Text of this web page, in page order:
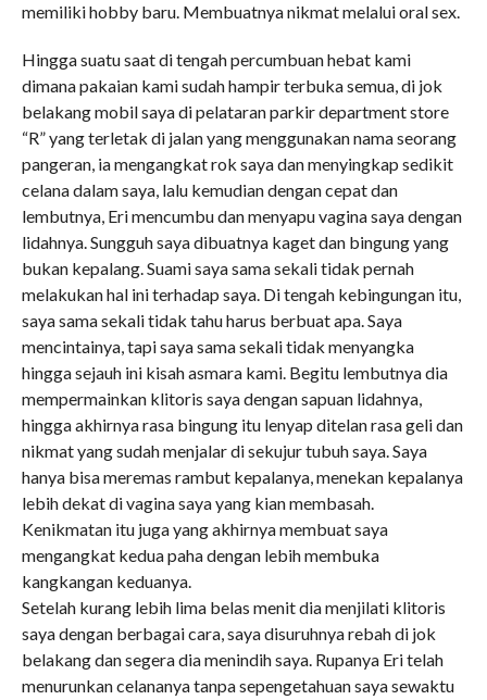
memiliki hobby baru. Membuatnya nikmat melalui oral sex.
Hingga suatu saat di tengah percumbuan hebat kami
dimana pakaian kami sudah hampir terbuka semua, di jok
belakang mobil saya di pelataran parkir department store
“R” yang terletak di jalan yang menggunakan nama seorang
pangeran, ia mengangkat rok saya dan menyingkap sedikit
celana dalam saya, lalu kemudian dengan cepat dan
lembutnya, Eri mencumbu dan menyapu vagina saya dengan
lidahnya. Sungguh saya dibuatnya kaget dan bingung yang
bukan kepalang. Suami saya sama sekali tidak pernah
melakukan hal ini terhadap saya. Di tengah kebingungan itu,
saya sama sekali tidak tahu harus berbuat apa. Saya
mencintainya, tapi saya sama sekali tidak menyangka
hingga sejauh ini kisah asmara kami. Begitu lembutnya dia
mempermainkan klitoris saya dengan sapuan lidahnya,
hingga akhirnya rasa bingung itu lenyap ditelan rasa geli dan
nikmat yang sudah menjalar di sekujur tubuh saya. Saya
hanya bisa meremas rambut kepalanya, menekan kepalanya
lebih dekat di vagina saya yang kian membasah.
Kenikmatan itu juga yang akhirnya membuat saya
mengangkat kedua paha dengan lebih membuka
kangkangan keduanya.
Setelah kurang lebih lima belas menit dia menjilati klitoris
saya dengan berbagai cara, saya disuruhnya rebah di jok
belakang dan segera dia menindih saya. Rupanya Eri telah
menurunkan celananya tanpa sepengetahuan saya sewaktu